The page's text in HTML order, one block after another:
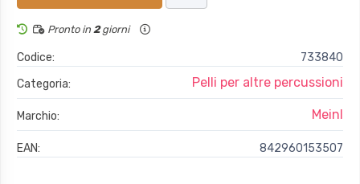
Pronto in 2giorni
Codice:
733840
Categoria:
Pelli per altre percussioni
Marchio: Meinl
EAN: 842960153507